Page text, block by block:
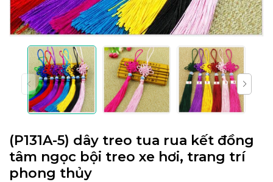
(P131A-5) dây treo tua rua kết đồng
tâm ngọc bội treo xe hơi, trang trí
phong thủy